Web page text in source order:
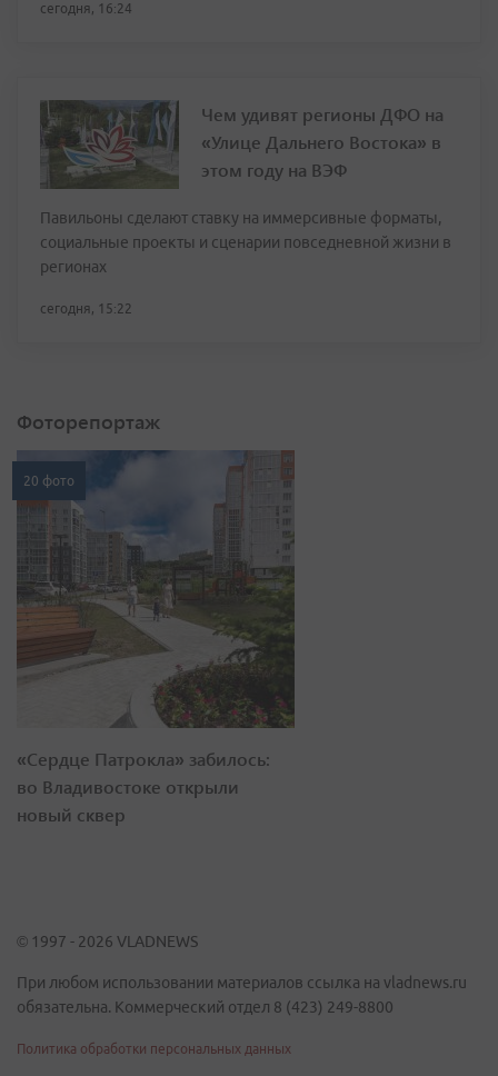
сегодня, 16:24
Чем удивят регионы ДФО на
«Улице Дальнего Востока» в
этом году на ВЭФ
Павильоны сделают ставку на иммерсивные форматы,
социальные проекты и сценарии повседневной жизни в
регионах
сегодня, 15:22
Фоторепортаж
20 фото
«Сердце Патрокла» забилось:
во Владивостоке открыли
новый сквер
© 1997 - 2026 VLADNEWS
При любом использовании материалов ссылка на vladnews.ru
обязательна. Коммерческий отдел 8 (423) 249-8800
Политика обработки персональных данных